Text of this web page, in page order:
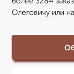
Олеговичу или